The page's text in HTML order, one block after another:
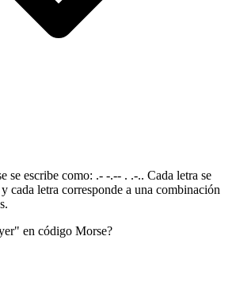
se escribe como: .- -.-- . .-.. Cada letra se
cada letra corresponde a una combinación
en código Morse?